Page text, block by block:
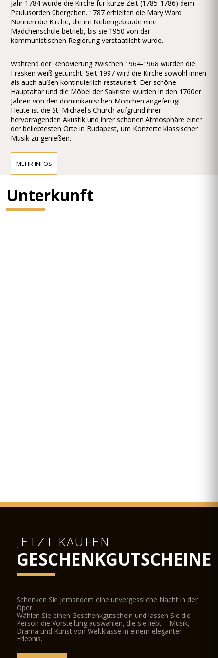
Jahr 1784 wurde die Kirche für kurze Zeit (1785-1786) dem
Paulusorden übergeben. 1787 erhielten die Mary Ward
Nonnen die Kirche, die im Nebengebäude eine
Mädchenschule betrieb, bis sie 1950 von der
kommunistischen Regierung verstaatlicht wurde.
Während der Renovierung zwischen 1964-1968 wurden die
Fresken weiß getüncht. Seit 1997 wird die Kirche sowohl innen
als auch außen kontinuierlich restauriert. Der schöne
Hauptaltar und die Möbel der Sakristei wurden in den 1760er
Jahren von den dominikanischen Mönchen angefertigt.
Heute ist die St. Michael's Church aufgrund ihrer
hervorragenden Akustik und ihrer schönen Atmosphäre einer
der beliebtesten Orte in Budapest, um Konzerte klassischer
Musik zu genießen.
MEHR INFOS
Unterkunft
JETZT KAUFEN
GESCHENKGUTSCHEINE
Schenken Sie jemandem eine unvergessliche Nacht in der
Oper.
Wählen Sie einen Geschenkgutschein und lassen Sie die
Person die Vorstellung auswählen, die sie liebt – Musik,
Drama und Kunst von Weltklasse in einem eleganten
Erlebnis.